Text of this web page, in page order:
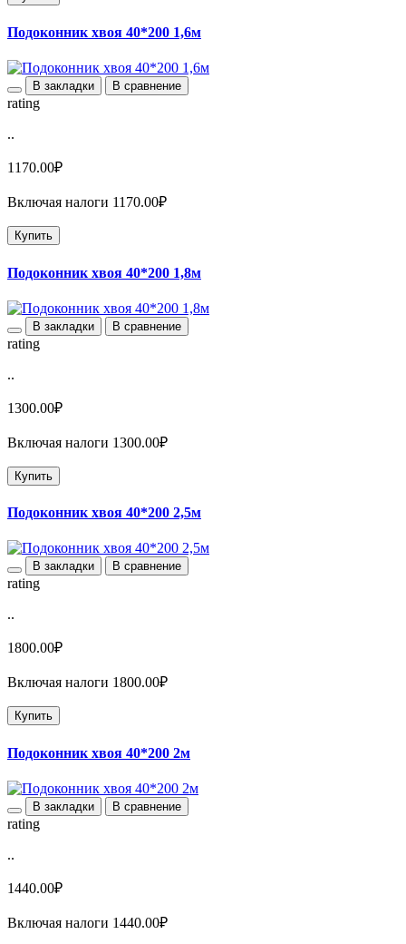
Подоконник хвоя 40*200 1,6м
В закладки В сравнение
rating
..
1170.00₽
Включая налоги 1170.00₽
Купить
Подоконник хвоя 40*200 1,8м
В закладки В сравнение
rating
..
1300.00₽
Включая налоги 1300.00₽
Купить
Подоконник хвоя 40*200 2,5м
В закладки В сравнение
rating
..
1800.00₽
Включая налоги 1800.00₽
Купить
Подоконник хвоя 40*200 2м
В закладки В сравнение
rating
..
1440.00₽
Включая налоги 1440.00₽